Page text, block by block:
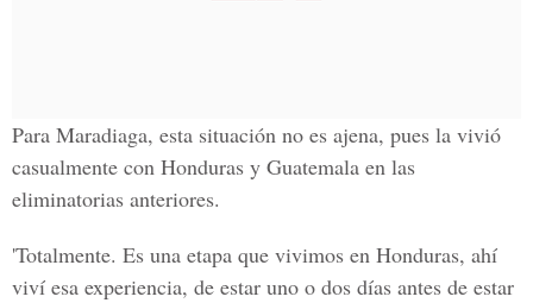
Para Maradiaga, esta situación no es ajena, pues la vivió
casualmente con Honduras y Guatemala en las
eliminatorias anteriores.
'Totalmente. Es una etapa que vivimos en Honduras, ahí
viví esa experiencia, de estar uno o dos días antes de estar